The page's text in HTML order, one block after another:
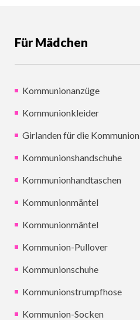
Für Mädchen
Kommunionanzüge
Kommunionkleider
Girlanden für die Kommunion
Kommunionshandschuhe
Kommunionhandtaschen
Kommunionmäntel
Kommunionmäntel
Kommunion-Pullover
Kommunionschuhe
Kommunionstrumpfhose
Kommunion-Socken